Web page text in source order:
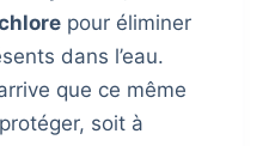
pour éliminer
dans l’eau.
que ce même
soit à